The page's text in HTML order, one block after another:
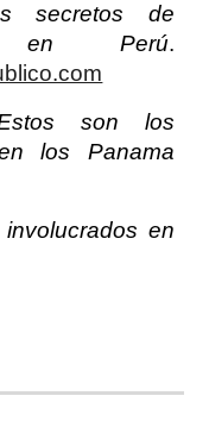
secretos de
en Perú.
son los
los Panama
involucrados en